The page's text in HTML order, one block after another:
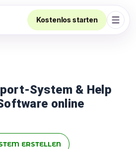
Kostenlos starten
System & Help
online
ERSTELLEN